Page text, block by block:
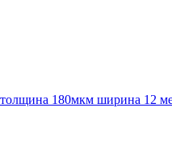
180мкм ширина 12